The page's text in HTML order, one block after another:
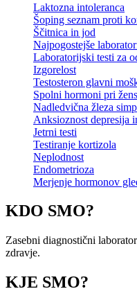
Laktozna intoleranca
Šoping seznam proti
Ščitnica in jod
Najpogostejše
Laboratorijski testi za
Izgorelost
Testosteron glavni
Spolni hormoni pri
Nadledvična žleza
Anksioznost depresija
Jetrni testi
Testiranje kortizola
Neplodnost
Endometrioza
Merjenje hormonov
KDO SMO?
Zasebni diagnostični
zdravje.
KJE SMO?